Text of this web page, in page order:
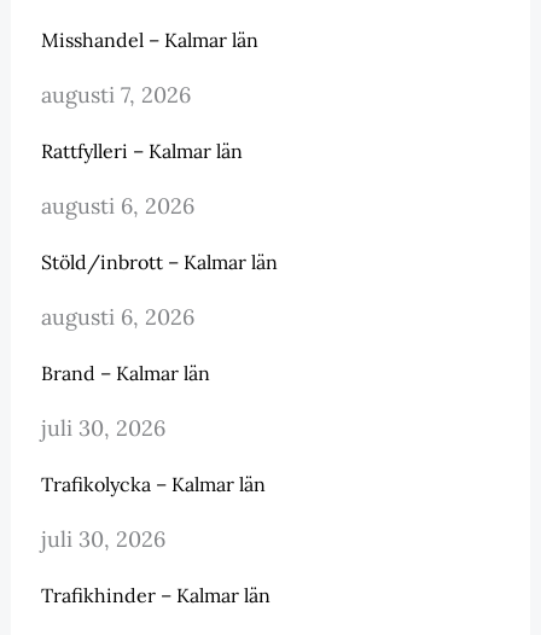
Misshandel – Kalmar län
augusti 7, 2026
Rattfylleri – Kalmar län
augusti 6, 2026
Stöld/inbrott – Kalmar län
augusti 6, 2026
Brand – Kalmar län
juli 30, 2026
Trafikolycka – Kalmar län
juli 30, 2026
Trafikhinder – Kalmar län